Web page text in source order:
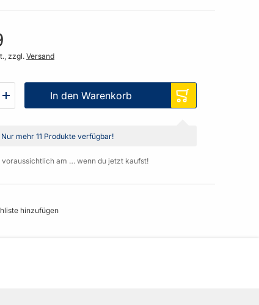
zzgl.Versand
In den Warenkorb
Nur mehr 11 Produkte verfügbar!
voraussichtlich am … wenn du jetzt kaufst!
hinzufügen